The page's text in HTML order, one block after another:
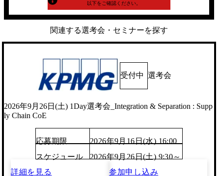
以下をご確認ください。
関連する選考会・セミナーを探す
受付中 選考会
2026年9月26日(土) 1Day選考会_Integration & Separation : Supp
ly Chain CoE
応募期限
2026年9月16日(水) 16:00
スケジュール
2026年9月26日(土) 9:30～
詳細を見る
参加申し込み